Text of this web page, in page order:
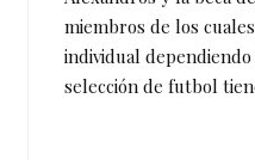
miembros de los
individual
selección de futbol